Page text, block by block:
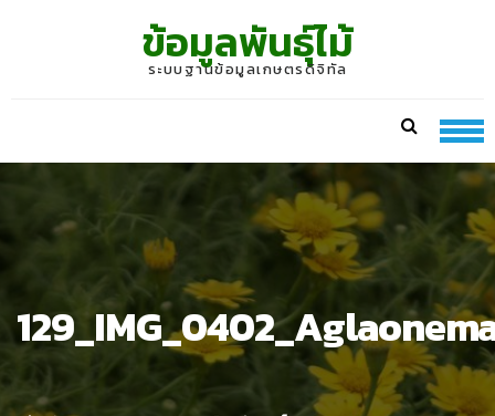
ข้อมูลพันธุ์ไม้
ระบบฐานข้อมูลเกษตรดิจิทัล